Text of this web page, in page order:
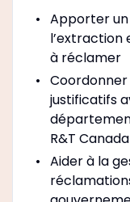
Apporter
l’extraction
à réclamer
justificatifs
R&T Canada
Aider à la